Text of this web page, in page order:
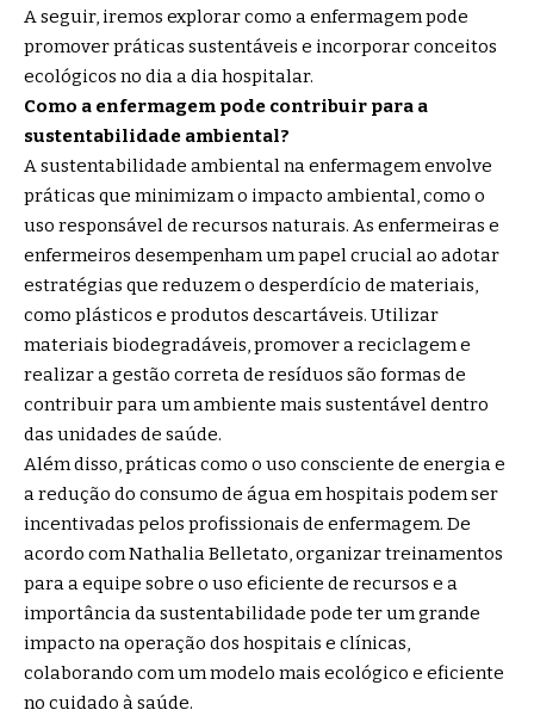
A seguir, iremos explorar como a enfermagem pode
promover práticas sustentáveis e incorporar conceitos
ecológicos no dia a dia hospitalar.
Como a enfermagem pode contribuir para a
sustentabilidade ambiental?
A sustentabilidade ambiental na enfermagem envolve
práticas que minimizam o impacto ambiental, como o
uso responsável de recursos naturais. As enfermeiras e
enfermeiros desempenham um papel crucial ao adotar
estratégias que reduzem o desperdício de materiais,
como plásticos e produtos descartáveis. Utilizar
materiais biodegradáveis, promover a reciclagem e
realizar a gestão correta de resíduos são formas de
contribuir para um ambiente mais sustentável dentro
das unidades de saúde.
Além disso, práticas como o uso consciente de energia e
a redução do consumo de água em hospitais podem ser
incentivadas pelos profissionais de enfermagem. De
acordo com Nathalia Belletato, organizar treinamentos
para a equipe sobre o uso eficiente de recursos e a
importância da sustentabilidade pode ter um grande
impacto na operação dos hospitais e clínicas,
colaborando com um modelo mais ecológico e eficiente
no cuidado à saúde.